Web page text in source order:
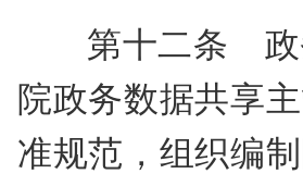
第十二条 政
院政务数据共享
准规范，组织编